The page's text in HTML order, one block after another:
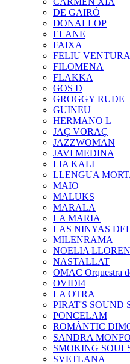
DE GAIRÓ
DONALLOP
ELANE
FAIXA
FELIU VENTURA
FILOMENA
FLAKKA
GOS D
GROGGY RUDE
GUINEU
HERMANO L
JAÇ VORAÇ
JAZZWOMAN
JAVI MEDINA
LIA KALI
LLENGUA
MAIO
MALUKS
MARALA
LA MARIA
LAS NINYAS
MILENRAMA
NOELIA
NASTALLAT
OMAC Orquestra
OVIDI4
LA OTRA
PIRAT'S SOUND
PONCELAM
ROMÀNTIC
SANDRA
SMOKING
SVETLANA